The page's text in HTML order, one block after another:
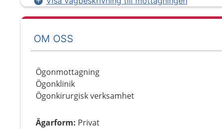
OM OSS
Ögonmottagning
Ögonklinik
Ögonkirurgisk verksamhet
Ägarform: Privat